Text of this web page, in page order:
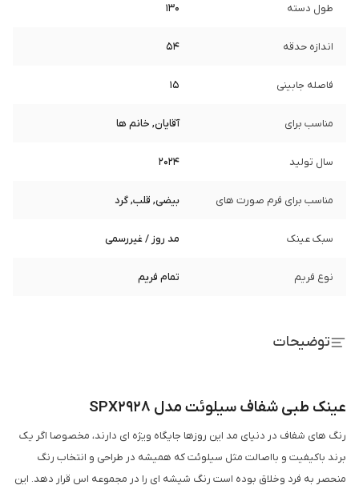
طول دسته 130
اندازه حدقه 54
فاصله جابینی 15
مناسب برای آقایان, خانم ها
سال تولید 2024
مناسب برای فرم صورت های بیضی, قلب, گرد
سبک عینک مد روز / غیررسمی
نوع فریم تمام فریم
توضیحات
عینک طبی شفاف سیلوئت مدل SPX2928
رنگ های شفاف در دنیای مد این روزها جایگاه ویژه ای دارند، مخصوصا اگر یک
برند باکیفیت و بااصالت مثل سیلوئت که همیشه در طراحی و انتخاب رنگ
منحصر به فرد وخلاق بوده است رنگ شیشه ای را در مجموعه اس قرار دهد. این